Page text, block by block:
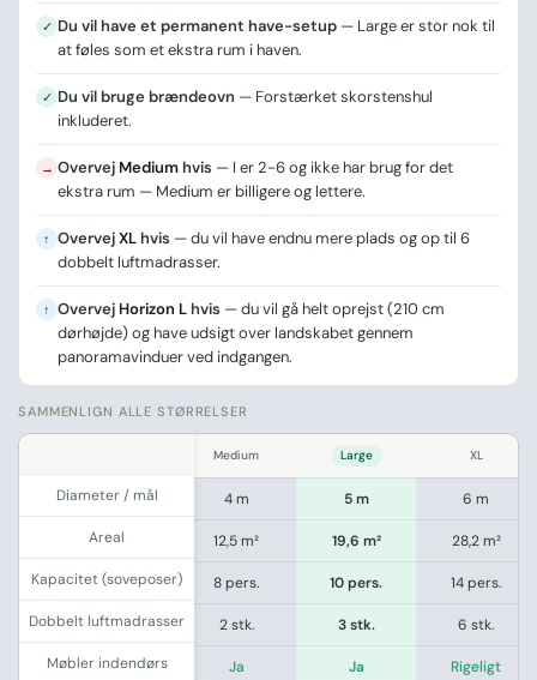
✓ Du vil have et permanent have-setup — Large er stor nok til
at føles som et ekstra rum i haven.
✓ Du vil bruge brændeovn — Forstærket skorstenshul
inkluderet.
→ Overvej Mediumhvis — I er 2-6 og ikke har brug for det
ekstra rum — Medium er billigere og lettere.
↑ OvervejXLhvis — du vil have endnu mere plads og op til 6
dobbelt luftmadrasser.
↑ Overvej Horizon Lhvis — du vil gå helt oprejst (210 cm
dørhøjde) og have udsigt over landskabet gennem
panoramavinduer ved indgangen.
SAMMENLIGN ALLE STØRRELSER
Diameter / mål
Areal
Kapacitet (soveposer)
Dobbelt luftmadrasser
Møbler indendørs
Medium Large XL
3 m 4 m 5 m 6 m
7 m² 12,5 m² 19,6 m² 28,2 m²
4 pers. 8 pers. 10 pers. 14 pers.
0 stk. 2 stk. 3 stk. 6 stk.
Begrænset Ja Ja Rigeligt